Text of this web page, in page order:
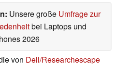
Unsere große Umfrage zur
bei Laptops und
2026
von Dell/Researchescape